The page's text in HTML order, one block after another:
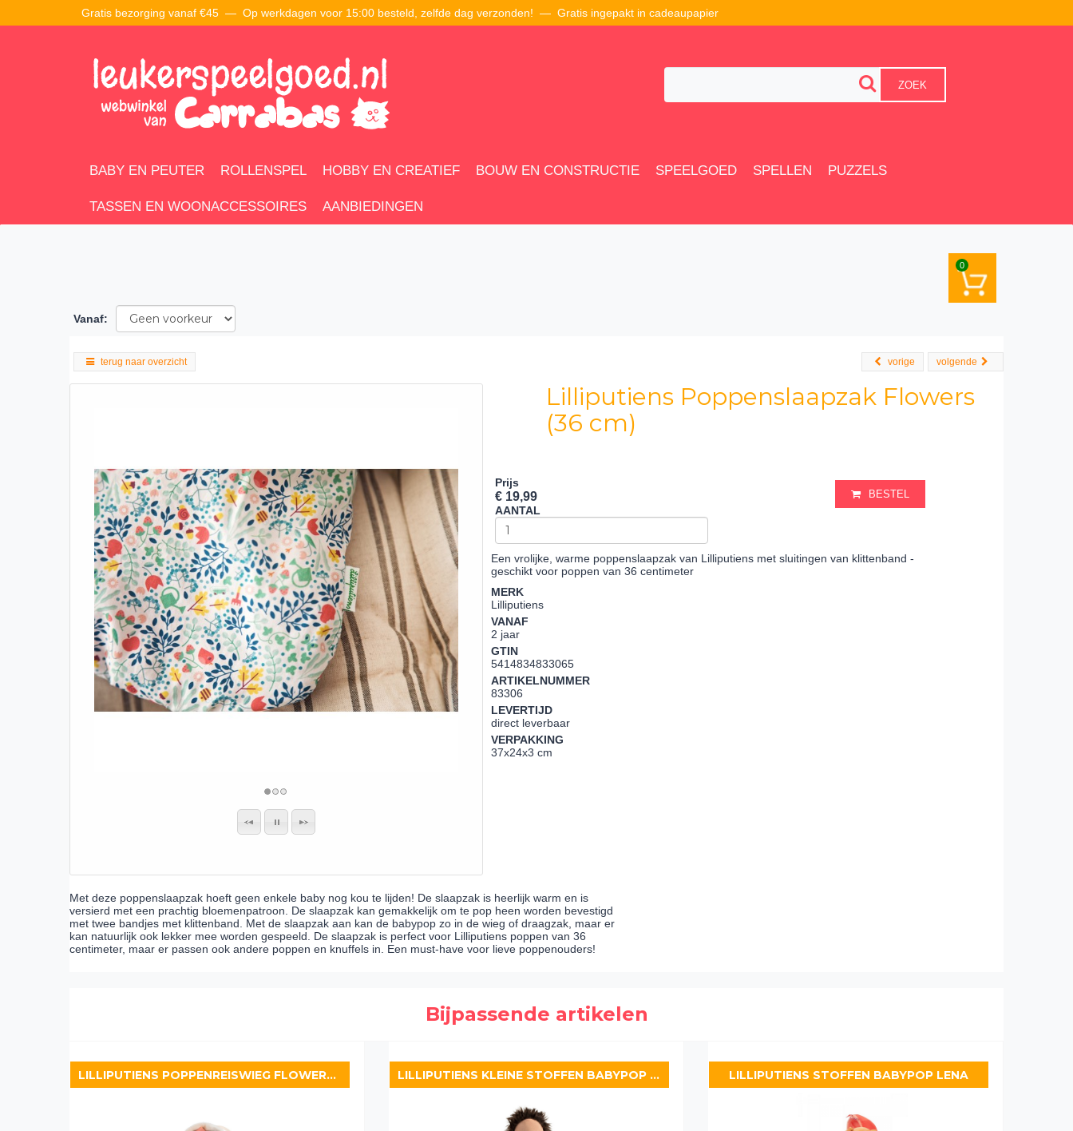
Gratis bezorging vanaf €45 — Op werkdagen voor 15:00 besteld, zelfde dag verzonden! — Gratis ingepakt in cadeaupapier
ZOEK
BABY EN PEUTER ROLLENSPEL HOBBY EN CREATIEF BOUW EN CONSTRUCTIE SPEELGOED SPELLEN PUZZELS
TASSEN EN WOONACCESSOIRES AANBIEDINGEN
0
Vanaf:
terug naar overzicht volgende
vorige
Lilliputiens Poppenslaapzak Flowers
(36 cm)
Prijs
€ 19,99
AANTAL
BESTEL
Een vrolijke, warme poppenslaapzak van Lilliputiens met sluitingen van klittenband -
geschikt voor poppen van 36 centimeter
MERK
Lilliputiens
VANAF
2 jaar
GTIN
5414834833065
ARTIKELNUMMER
83306
LEVERTIJD
direct leverbaar
VERPAKKING
37x24x3 cm
Met deze poppenslaapzak hoeft geen enkele baby nog kou te lijden! De slaapzak is heerlijk warm en is
versierd met een prachtig bloemenpatroon. De slaapzak kan gemakkelijk om te pop heen worden bevestigd
met twee bandjes met klittenband. Met de slaapzak aan kan de babypop zo in de wieg of draagzak, maar er
kan natuurlijk ook lekker mee worden gespeeld. De slaapzak is perfect voor Lilliputiens poppen van 36
centimeter, maar er passen ook andere poppen en knuffels in. Een must-have voor lieve poppenouders!
Bijpassende artikelen
LILLIPUTIENS POPPENREISWIEG FLOWERS (36 CM) LILLIPUTIENS KLEINE STOFFEN BABYPOP ARI LILLIPUTIENS STOFFEN BABYPOP LENA